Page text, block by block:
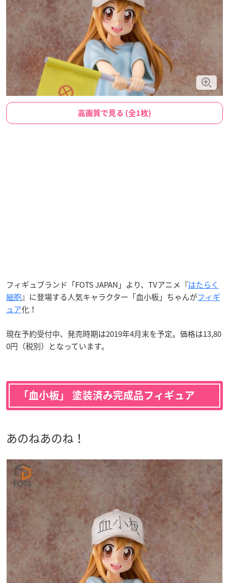
高画質で見る (全1枚)
フィギュブランド「FOTS JAPAN」より、TVアニメ『はたらく
細胞』に登場する人気キャラクター「血小板」ちゃんがフィギ
ュア化！
現在予約受付中、発売時期は2019年4月末を予定。価格は13,80
0円（税別）となっています。
「血小板」 塗装済み完成品フィギュア
あのねあのね！